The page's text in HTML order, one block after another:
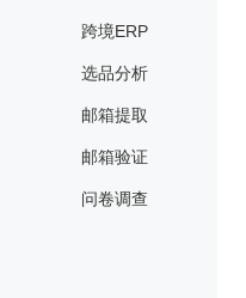
跨境ERP
选品分析
邮箱提取
邮箱验证
问卷调查